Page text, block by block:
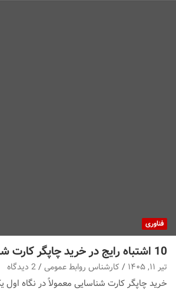
فناوری
10 اشتباه رایج در خرید چاپگر کارت شناسایی و راه‌حل آن‌ها
تیر ۱۱, ۱۴۰۵ کارشناس روابط عمومی 2 دیدگاه
خرید چاپگر کارت شناسایی معمولاً در نگاه